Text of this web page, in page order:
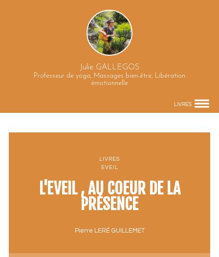
Julie GALLEGOS
Professeur de yoga, Massages bien-être, Libération
émotionnelle
LIVRES
LIVRES
EVEIL
L'EVEIL , AU COEUR DE LA
PRÉSENCE
Pierre LERÉ GUILLEMET